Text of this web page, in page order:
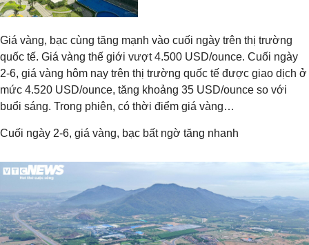
Giá vàng, bạc cùng tăng mạnh vào cuối ngày trên thị trường
quốc tế. Giá vàng thế giới vượt 4.500 USD/ounce. Cuối ngày
2-6, giá vàng hôm nay trên thị trường quốc tế được giao dịch ở
mức 4.520 USD/ounce, tăng khoảng 35 USD/ounce so với
buổi sáng. Trong phiên, có thời điểm giá vàng…
Cuối ngày 2-6, giá vàng, bạc bất ngờ tăng nhanh